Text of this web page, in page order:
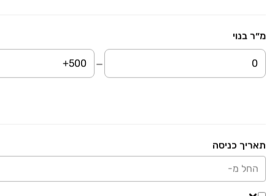
מ״ר בנוי
תאריך כניסה
החל מ-
ירד ב-120,000 ₪ ₪ 770,000
מגרשים, ראשון לציון
מגרשים, ראשון לציון